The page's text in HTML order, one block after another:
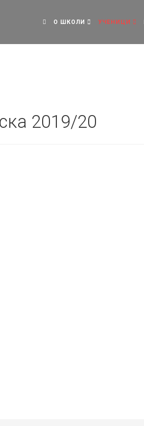
О ШКОЛИ УЧЕНИЦИ
2019/20